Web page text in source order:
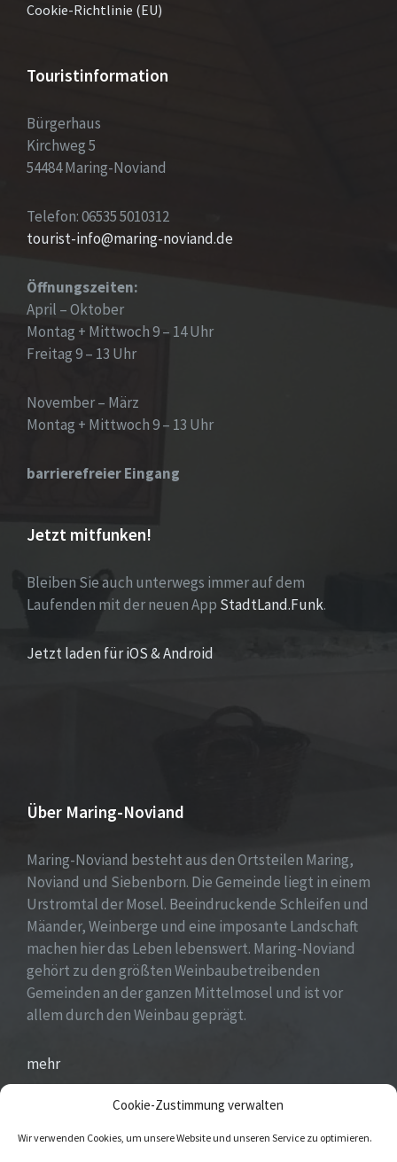
Cookie-Zustimmung verwalten
Wir verwenden Cookies, um unsere Website und unseren Service zu optimieren.
Cookie-Richtlinie (EU)
Touristinformation
Bürgerhaus
Kirchweg 5
54484 Maring-Noviand
Telefon: 06535 5010312
tourist-info@maring-noviand.de
Öffnungszeiten:
April – Oktober
Montag + Mittwoch 9 – 14 Uhr
Freitag 9 – 13 Uhr
November – März
Montag + Mittwoch 9 – 13 Uhr
barrierefreier Eingang
Jetzt mitfunken!
Bleiben Sie auch unterwegs immer auf dem
Laufenden mit der neuen App StadtLand.Funk.
Jetzt laden für iOS & Android
Über Maring-Noviand
Maring-Noviand besteht aus den Ortsteilen Maring,
Noviand und Siebenborn. Die Gemeinde liegt in einem
Urstromtal der Mosel. Beeindruckende Schleifen und
Mäander, Weinberge und eine imposante Landschaft
machen hier das Leben lebenswert. Maring-Noviand
gehört zu den größten Weinbaubetreibenden
Gemeinden an der ganzen Mittelmosel und ist vor
allem durch den Weinbau geprägt.
mehr